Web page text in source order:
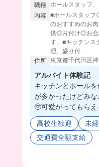
職種
ホールスタッフ
内容 ■ホールスタッ
のおすすめのお
供◎片付け◎お会
す。■キッチン
理、盛り付...
住所 東京都千代田区
アルバイト体験記
キッチンとホール
が多かったけどみ
🥺可愛がってもら
まかないはパスタだ
でめっちゃ美味し
オシャレ自由度も
高校生歓迎 未
交通費全額支給